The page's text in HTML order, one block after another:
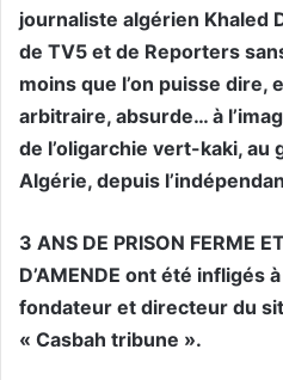
journaliste algérien Khaled
de TV5 et de Reporters
moins que l’on puisse dire,
arbitraire, absurde… à
de l’oligarchie vert-kaki, au
Algérie, depuis
3 ANS DE PRISON FERME
D’AMENDE ont été infligés
fondateur et directeur du
« Casbah tribune ».